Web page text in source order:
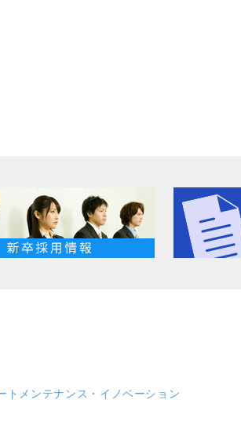
ト メンテナンス・イノベーション